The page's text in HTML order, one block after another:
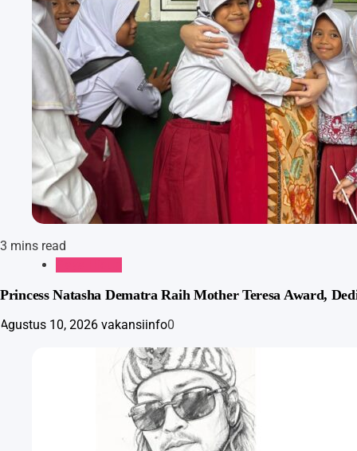
3 mins read
Princess Natasha Dematra Raih Mother Teresa Award,
Agustus 10, 2026 vakansiinfo0